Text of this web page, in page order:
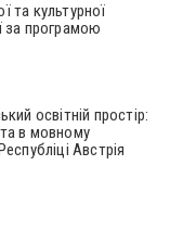
та культурної
за програмою
освітній простір:
в мовному
Австрія